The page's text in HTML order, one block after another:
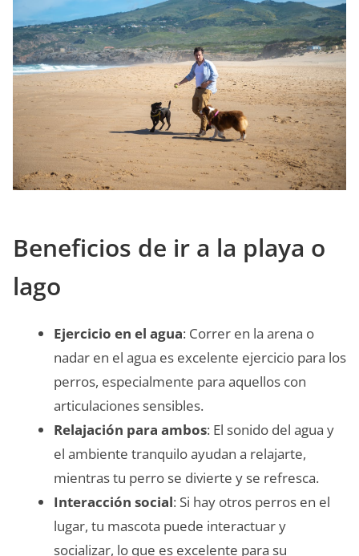
Beneficios de ir a la playa o
lago
Ejercicio en el agua: Correr en la arena o
nadar en el agua es excelente ejercicio para los
perros, especialmente para aquellos con
articulaciones sensibles.
Relajación para ambos: El sonido del agua y
el ambiente tranquilo ayudan a relajarte,
mientras tu perro se divierte y se refresca.
Interacción social: Si hay otros perros en el
lugar, tu mascota puede interactuar y
socializar, lo que es excelente para su